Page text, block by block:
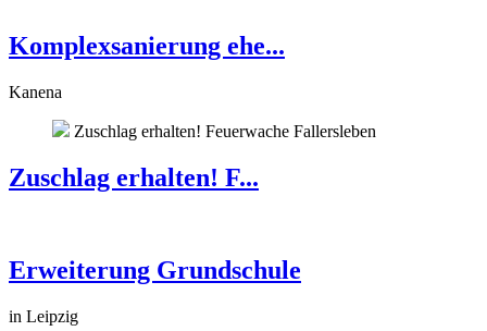
Komplexsanierung ehe...
Kanena
Zuschlag erhalten! Feuerwache Fallersleben
Zuschlag erhalten! F...
Erweiterung Grundschule
in Leipzig